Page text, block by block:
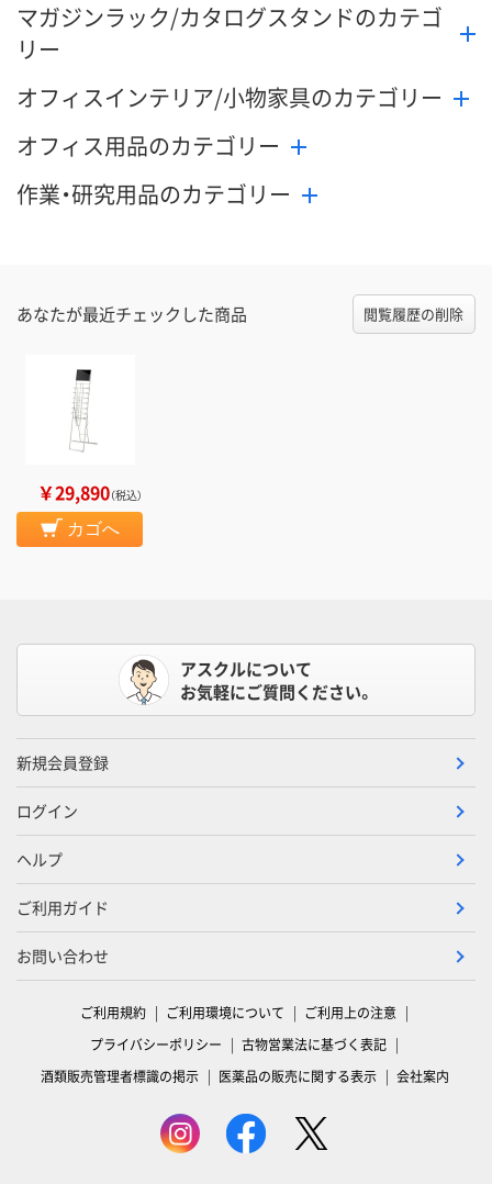
マガジンラック/カタログスタンドのカテゴ
リー
オフィスインテリア/小物家具のカテゴリー
オフィス用品のカテゴリー
作業・研究用品のカテゴリー
あなたが最近チェックした商品 閲覧履歴の削除
￥29,890（税込）
カゴへ
アスクルについて
お気軽にご質問ください。
新規会員登録
ログイン
ヘルプ
ご利用ガイド
お問い合わせ
ご利用規約 ご利用環境について
ご利用上の注意
プライバシーポリシー
古物営業法に基づく表記
酒類販売管理者標識の掲示
医薬品の販売に関する表示 会社案内